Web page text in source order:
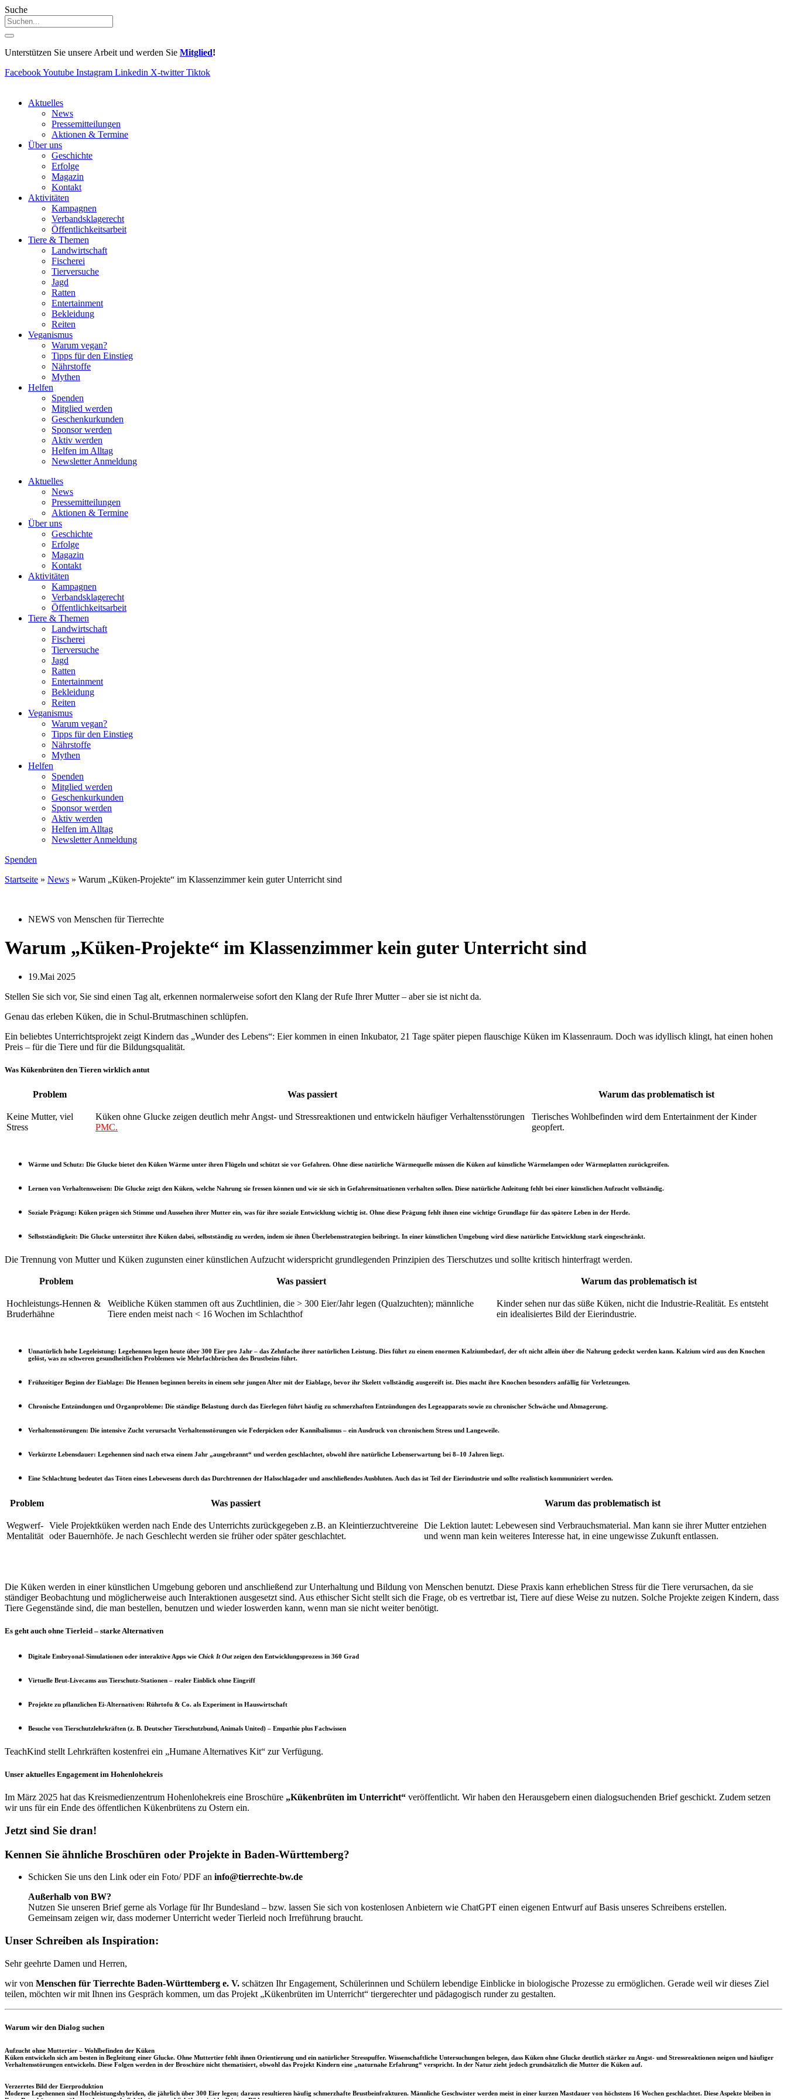
Suche
Unterstützen Sie unsere Arbeit und werden Sie Mitglied!
FacebookYoutube Instagram Linkedin X-twitter Tiktok
Aktuelles
News
Pressemitteilungen
Aktionen & Termine
Über uns
Geschichte
Erfolge
Magazin
Kontakt
Aktivitäten
Kampagnen
Verbandsklagerecht
Öffentlichkeitsarbeit
Tiere & Themen
Landwirtschaft
Fischerei
Tierversuche
Jagd
Ratten
Entertainment
Bekleidung
Reiten
Veganismus
Warum vegan?
Tipps für den Einstieg
Nährstoffe
Mythen
Helfen
Spenden
Mitglied werden
Geschenkurkunden
Sponsor werden
Aktiv werden
Helfen im Alltag
Newsletter Anmeldung
Aktuelles
News
Pressemitteilungen
Aktionen & Termine
Über uns
Geschichte
Erfolge
Magazin
Kontakt
Aktivitäten
Kampagnen
Verbandsklagerecht
Öffentlichkeitsarbeit
Tiere & Themen
Landwirtschaft
Fischerei
Tierversuche
Jagd
Ratten
Entertainment
Bekleidung
Reiten
Veganismus
Warum vegan?
Tipps für den Einstieg
Nährstoffe
Mythen
Helfen
Spenden
Mitglied werden
Geschenkurkunden
Sponsor werden
Aktiv werden
Helfen im Alltag
Newsletter Anmeldung
Spenden
Startseite » News » Warum „Küken-Projekte“ im Klassenzimmer kein guter Unterricht sind
NEWS von Menschen für Tierrechte
Warum „Küken-Projekte“ im Klassenzimmer kein guter Unterricht sind
19.Mai 2025
Stellen Sie sich vor, Sie sind einen Tag alt, erkennen normalerweise sofort den Klang der Rufe Ihrer Mutter – aber sie ist nicht da.
Genau das erleben Küken, die in Schul-Brutmaschinen schlüpfen.
Ein beliebtes Unterrichtsprojekt zeigt Kindern das „Wunder des Lebens“: Eier kommen in einen Inkubator, 21 Tage später piepen flauschige Küken im Klassenraum. Doch was idyllisch klingt, hat einen hohen
Preis – für die Tiere und für die Bildungsqualität.
Was Kükenbrüten den Tieren wirklich antut
Problem Was passiert Warum das problematisch ist
Keine Mutter, viel
Stress
Küken ohne Glucke zeigen deutlich mehr Angst- und Stressreaktionen und entwickeln häufiger Verhaltensstörungen
PMC.
Tierisches Wohlbefinden wird dem Entertainment der Kinder
geopfert.
Wärme und Schutz: Die Glucke bietet den Küken Wärme unter ihren Flügeln und schützt sie vor Gefahren. Ohne diese natürliche Wärmequelle müssen die Küken auf künstliche Wärmelampen oder Wärmeplatten zurückgreifen.
Lernen von Verhaltensweisen: Die Glucke zeigt den Küken, welche Nahrung sie fressen können und wie sie sich in Gefahrensituationen verhalten sollen. Diese natürliche Anleitung fehlt bei einer künstlichen Aufzucht vollständig.
Soziale Prägung: Küken prägen sich Stimme und Aussehen ihrer Mutter ein, was für ihre soziale Entwicklung wichtig ist. Ohne diese Prägung fehlt ihnen eine wichtige Grundlage für das spätere Leben in der Herde.
Selbstständigkeit: Die Glucke unterstützt ihre Küken dabei, selbstständig zu werden, indem sie ihnen Überlebensstrategien beibringt. In einer künstlichen Umgebung wird diese natürliche Entwicklung stark eingeschränkt.
Die Trennung von Mutter und Küken zugunsten einer künstlichen Aufzucht widerspricht grundlegenden Prinzipien des Tierschutzes und sollte kritisch hinterfragt werden.
Problem Was passiert Warum das problematisch ist
Hochleistungs-Hennen &
Bruderhähne
Weibliche Küken stammen oft aus Zuchtlinien, die > 300 Eier/Jahr legen (Qualzuchten); männliche
Tiere enden meist nach < 16 Wochen im Schlachthof
Kinder sehen nur das süße Küken, nicht die Industrie-Realität. Es entsteht
ein idealisiertes Bild der Eierindustrie.
Unnatürlich hohe Legeleistung: Legehennen legen heute über 300 Eier pro Jahr – das Zehnfache ihrer natürlichen Leistung. Dies führt zu einem enormen Kalziumbedarf, der oft nicht allein über die Nahrung gedeckt werden kann. Kalzium wird aus den Knochen
gelöst, was zu schweren gesundheitlichen Problemen wie Mehrfachbrüchen des Brustbeins führt.
Frühzeitiger Beginn der Eiablage: Die Hennen beginnen bereits in einem sehr jungen Alter mit der Eiablage, bevor ihr Skelett vollständig ausgereift ist. Dies macht ihre Knochen besonders anfällig für Verletzungen.
Chronische Entzündungen und Organprobleme: Die ständige Belastung durch das Eierlegen führt häufig zu schmerzhaften Entzündungen des Legeapparats sowie zu chronischer Schwäche und Abmagerung.
Verhaltensstörungen: Die intensive Zucht verursacht Verhaltensstörungen wie Federpicken oder Kannibalismus – ein Ausdruck von chronischem Stress und Langeweile.
Verkürzte Lebensdauer: Legehennen sind nach etwa einem Jahr „ausgebrannt“ und werden geschlachtet, obwohl ihre natürliche Lebenserwartung bei 8–10 Jahren liegt.
Eine Schlachtung bedeutet das Töten eines Lebewesens durch das Durchtrennen der Halsschlagader und anschließendes Ausbluten. Auch das ist Teil der Eierindustrie und sollte realistisch kommuniziert werden.
Problem Was passiert Warum das problematisch ist
Wegwerf-
Mentalität
Viele Projektküken werden nach Ende des Unterrichts zurückgegeben z.B. an Kleintierzuchtvereine
oder Bauernhöfe. Je nach Geschlecht werden sie früher oder später geschlachtet.
Die Lektion lautet: Lebewesen sind Verbrauchs­material. Man kann sie ihrer Mutter entziehen
und wenn man kein weiteres Interesse hat, in eine ungewisse Zukunft entlassen.
Die Küken werden in einer künstlichen Umgebung geboren und anschließend zur Unterhaltung und Bildung von Menschen benutzt. Diese Praxis kann erheblichen Stress für die Tiere verursachen, da sie
ständiger Beobachtung und möglicherweise auch Interaktionen ausgesetzt sind. Aus ethischer Sicht stellt sich die Frage, ob es vertretbar ist, Tiere auf diese Weise zu nutzen. Solche Projekte zeigen Kindern, dass
Tiere Gegenstände sind, die man bestellen, benutzen und wieder loswerden kann, wenn man sie nicht weiter benötigt.
Es geht auch ohne Tierleid – starke Alternativen
Digitale Embryonal-Simulationen oder interaktive Apps wie Chick It Outzeigen den Entwicklungs­prozess in 360 Grad
Virtuelle Brut-Livecams aus Tier­schutz-Stationen – realer Einblick ohne Eingriff
Projekte zu pflanzlichen Ei-Alternativen: Rührtofu & Co. als Experiment in Hauswirtschaft
Besuche von Tier­schutz­lehrkräften (z. B. Deutscher Tierschutzbund, Animals United) – Empathie plus Fachwissen
TeachKind stellt Lehrkräften kostenfrei ein „Humane Alternatives Kit“ zur Verfügung.
Unser aktuelles Engagement im Hohenlohekreis
Im März 2025 hat das Kreismedienzentrum Hohenlohekreis eine Broschüre „Kükenbrüten im Unterricht“ veröffentlicht. Wir haben den Herausgebern einen dialog­suchenden Brief geschickt. Zudem setzen
wir uns für ein Ende des öffentlichen Kükenbrütens zu Ostern ein.
Jetzt sind Sie dran!
Kennen Sie ähnliche Broschüren oder Projekte in Baden-Württemberg?
Schicken Sie uns den Link oder ein Foto/ PDF an info@tierrechte-bw.de
Außerhalb von BW?
Nutzen Sie unseren Brief gerne als Vorlage für Ihr Bundesland – bzw. lassen Sie sich von kostenlosen Anbietern wie ChatGPT einen eigenen Entwurf auf Basis unseres Schreibens erstellen.
Gemeinsam zeigen wir, dass moderner Unterricht weder Tierleid noch Irreführung braucht.
Unser Schreiben als Inspiration:
Sehr geehrte Damen und Herren,
wir von Menschen für Tierrechte Baden-Württemberg e. V. schätzen Ihr Engagement, Schülerinnen und Schülern lebendige Einblicke in biologische Prozesse zu ermöglichen. Gerade weil wir dieses Ziel
teilen, möchten wir mit Ihnen ins Gespräch kommen, um das Projekt „Kükenbrüten im Unterricht“ tiergerechter und pädagogisch runder zu gestalten.
Warum wir den Dialog suchen
Aufzucht ohne Muttertier – Wohlbefinden der Küken
Küken entwickeln sich am besten in Begleitung einer Glucke. Ohne Muttertier fehlt ihnen Orientierung und ein natürlicher Stresspuffer. Wissenschaftliche Untersuchungen belegen, dass Küken ohne Glucke deutlich stärker zu Angst- und Stressreaktionen neigen und häufiger
Verhaltensstörungen entwickeln. Diese Folgen werden in der Broschüre nicht thematisiert, obwohl das Projekt Kindern eine „naturnahe Erfahrung“ verspricht. In der Natur zieht jedoch grundsätzlich die Mutter die Küken auf.
Verzerrtes Bild der Eierproduktion
Moderne Legehennen sind Hochleistungshybriden, die jährlich über 300 Eier legen; daraus resultieren häufig schmerzhafte Brustbeinfrakturen. Männliche Geschwister werden meist in einer kurzen Mastdauer von höchstens 16 Wochen geschlachtet. Diese Aspekte bleiben in